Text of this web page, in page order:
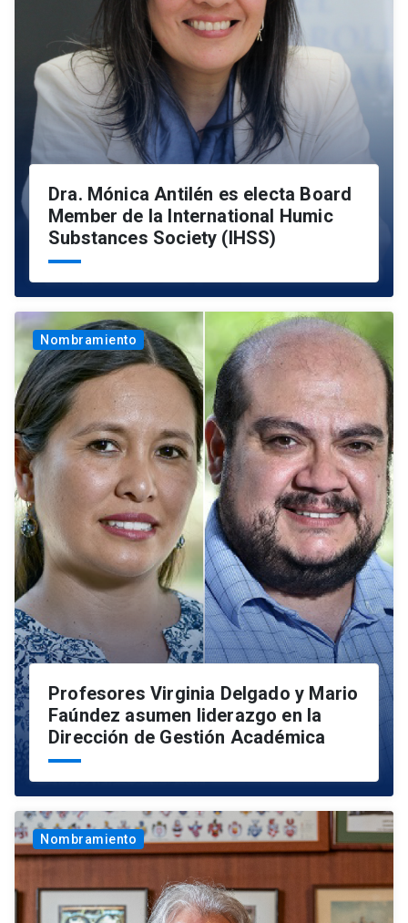
Dra. Mónica Antilén es electa Board
Member de la International Humic
Substances Society (IHSS)
Nombramiento
Profesores Virginia Delgado y Mario
Faúndez asumen liderazgo en la
Dirección de Gestión Académica
Nombramiento